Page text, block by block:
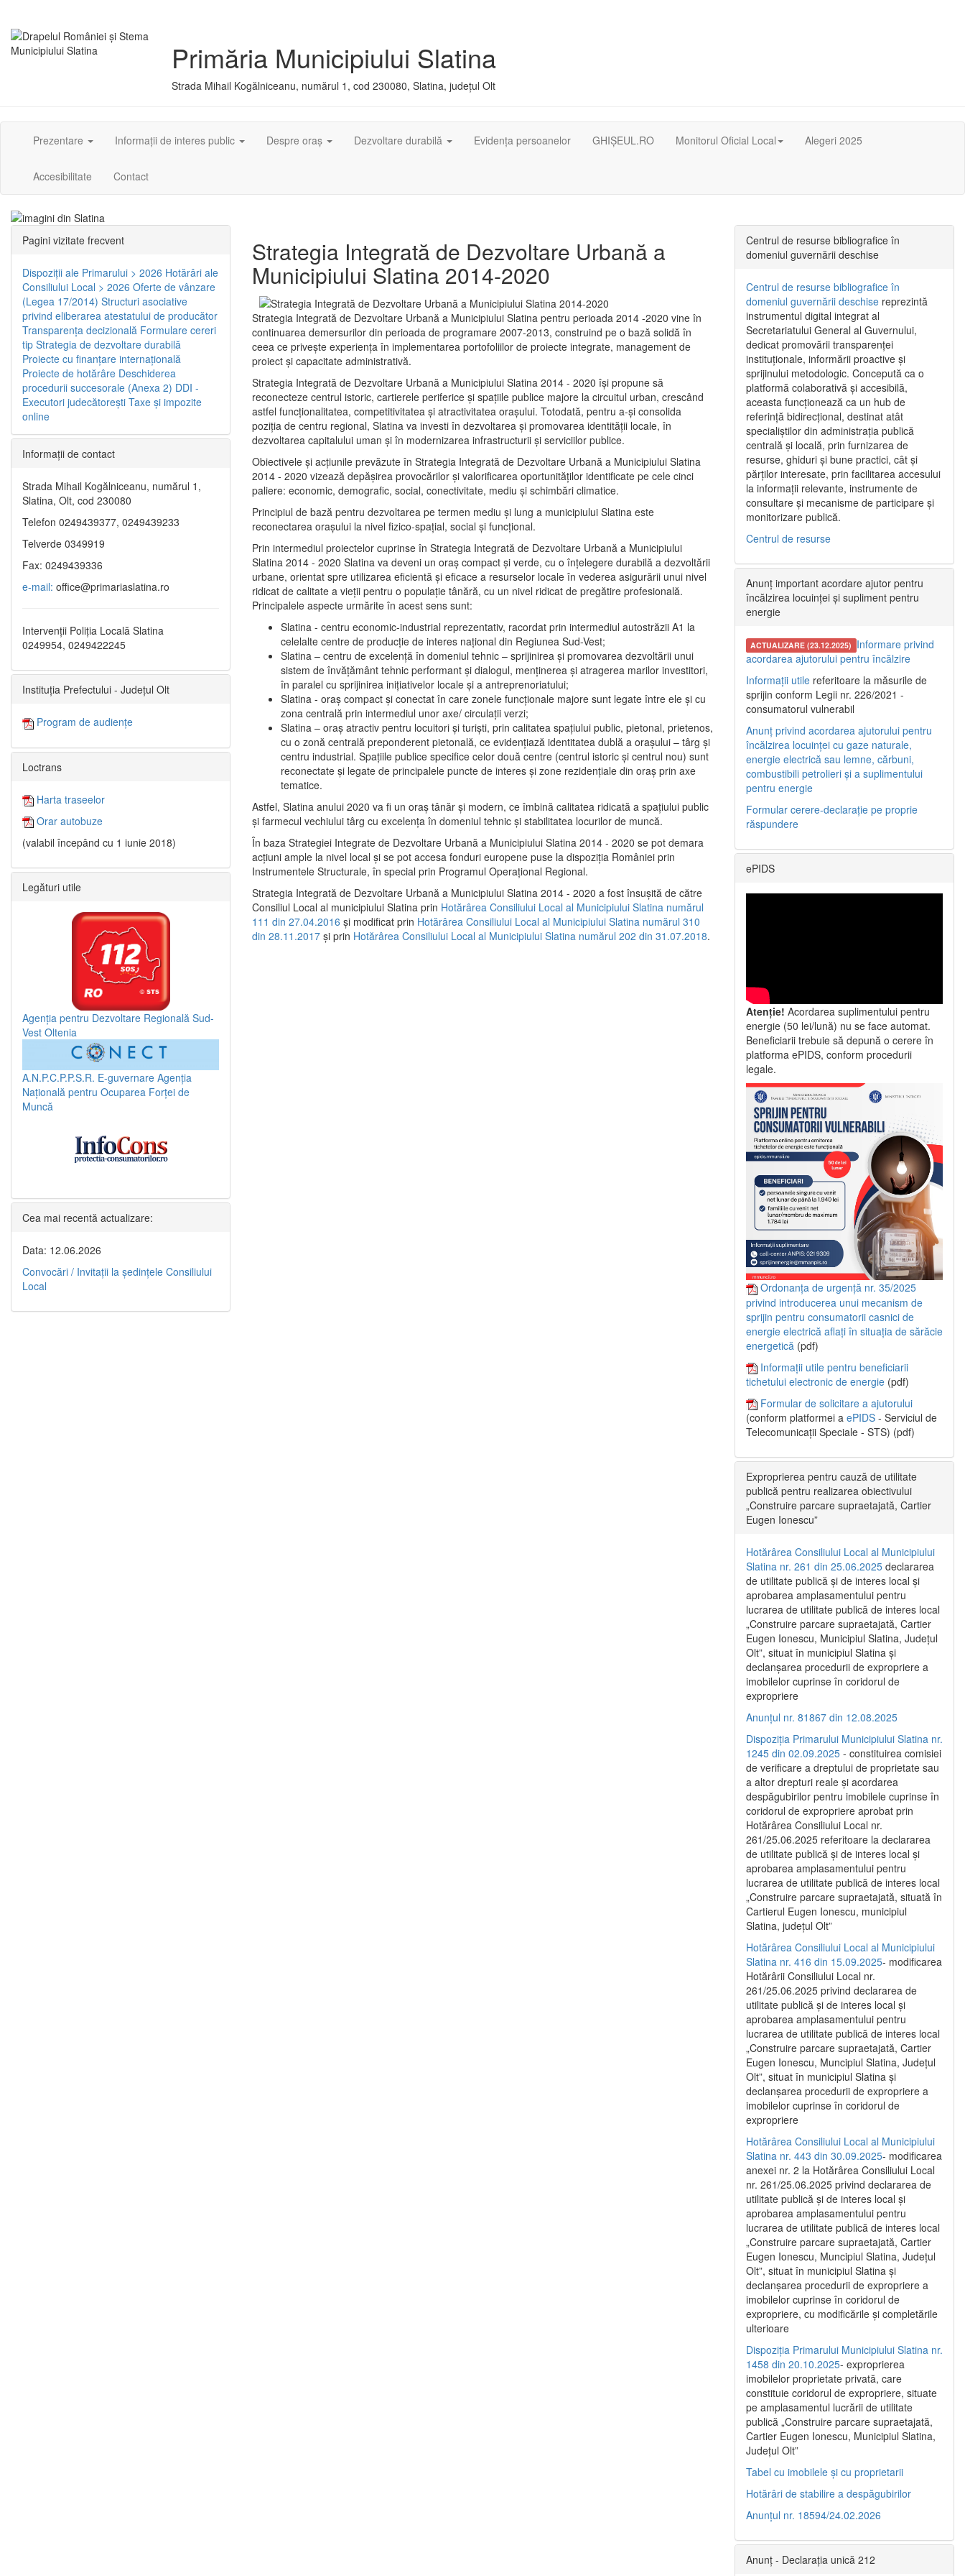
Primăria Municipiului Slatina
Strada Mihail Kogălniceanu, numărul 1, cod 230080, Slatina, județul Olt
Prezentare Informații de interes public Despre oraș Dezvoltare durabilă Evidența persoanelor GHIȘEUL.RO Monitorul Oficial Local Alegeri 2025
Accesibilitate Contact
Strategia Integrată de Dezvoltare Urbană a
Municipiului Slatina 2014-2020
Strategia Integrată de Dezvoltare Urbană a Municipiului Slatina pentru perioada 2014 -2020 vine în
continuarea demersurilor din perioada de programare 2007-2013, construind pe o bază solidă în
ceea ce priveşte experienţa în implementarea portofoliilor de proiecte integrate, management de
proiect și capacitate administrativă.
Strategia Integrată de Dezvoltare Urbană a Municipiului Slatina 2014 - 2020 își propune să
reconecteze centrul istoric, cartierele periferice şi spaţiile publice majore la circuitul urban, crescând
astfel funcţionalitatea, competitivitatea şi atractivitatea oraşului. Totodată, pentru a-şi consolida
poziţia de centru regional, Slatina va investi în dezvoltarea şi promovarea identităţii locale, în
dezvoltarea capitalului uman şi în modernizarea infrastructurii şi serviciilor publice.
Obiectivele şi acţiunile prevăzute în Strategia Integrată de Dezvoltare Urbană a Municipiului Slatina
2014 - 2020 vizează depășirea provocărilor şi valorificarea oportunităţilor identificate pe cele cinci
paliere: economic, demografic, social, conectivitate, mediu şi schimbări climatice.
Principiul de bază pentru dezvoltarea pe termen mediu şi lung a municipiului Slatina este
reconectarea oraşului la nivel fizico-spaţial, social şi funcţional.
Prin intermediul proiectelor cuprinse în Strategia Integrată de Dezvoltare Urbană a Municipiului
Slatina 2014 - 2020 Slatina va deveni un oraş compact şi verde, cu o înţelegere durabilă a dezvoltării
urbane, orientat spre utilizarea eficientă şi eficace a resurselor locale în vederea asigurării unui nivel
ridicat de calitate a vieţii pentru o populaţie tânără, cu un nivel ridicat de pregătire profesională.
Principalele aspecte urmărite în acest sens sunt:
Slatina - centru economic-industrial reprezentativ, racordat prin intermediul autostrăzii A1 la
celelalte centre de producţie de interes naţional din Regiunea Sud-Vest;
Slatina – centru de excelenţă în domeniul tehnic – sprijinirea şi promovarea dezvoltării unui
sistem de învăţământ tehnic performant şi dialogul, menţinerea şi atragerea marilor investitori,
în paralel cu sprijinirea iniţiativelor locale şi a antreprenoriatului;
Slatina - oraş compact şi conectat în care zonele funcţionale majore sunt legate între ele şi cu
zona centrală prin intermediul unor axe/ circulații verzi;
Slatina – oraş atractiv pentru locuitori şi turişti, prin calitatea spaţiului public, pietonal, prietenos,
cu o zonă centrală preponderent pietonală, ce evidenţiază identitatea dublă a oraşului – târg şi
centru industrial. Spaţiile publice specifice celor două centre (centrul istoric şi centrul nou) sunt
reconectate şi legate de principalele puncte de interes şi zone rezidenţiale din oraş prin axe
tematice.
Astfel, Slatina anului 2020 va fi un oraş tânăr şi modern, ce îmbină calitatea ridicată a spaţiului public
şi farmecul vechiului târg cu excelenţa în domeniul tehnic şi stabilitatea locurilor de muncă.
În baza Strategiei Integrate de Dezvoltare Urbană a Municipiului Slatina 2014 - 2020 se pot demara
acţiuni ample la nivel local şi se pot accesa fonduri europene puse la dispoziţia României prin
Instrumentele Structurale, în special prin Programul Operațional Regional.
Strategia Integrată de Dezvoltare Urbană a Municipiului Slatina 2014 - 2020 a fost însuşită de către
Consiliul Local al municipiului Slatina prin Hotărârea Consiliului Local al Municipiului Slatina numărul
111 din 27.04.2016 și modificat prin Hotărârea Consiliului Local al Municipiului Slatina numărul 310
din 28.11.2017 și prin Hotărârea Consiliului Local al Municipiului Slatina numărul 202 din 31.07.2018.
Pagini vizitate frecvent
Dispoziţii ale Primarului > 2026 Hotărâri ale
Consiliului Local > 2026 Oferte de vânzare
(Legea 17/2014) Structuri asociative
privind eliberarea atestatului de producător
Transparenţa decizională Formulare cereri
tip Strategia de dezvoltare durabilă
Proiecte cu finanţare internaţională
Proiecte de hotărâre Deschiderea
procedurii succesorale (Anexa 2) DDI -
Executori judecătorești Taxe şi impozite
online
Informaţii de contact
Strada Mihail Kogălniceanu, numărul 1,
Slatina, Olt, cod 230080
Telefon 0249439377, 0249439233
Telverde 0349919
Fax: 0249439336
e-mail: office@primariaslatina.ro
Intervenții Poliția Locală Slatina
0249954, 0249422245
Instituția Prefectului - Județul Olt
Program de audiențe
Loctrans
Harta traseelor
Orar autobuze
(valabil începând cu 1 iunie 2018)
Legături utile
Agenția pentru Dezvoltare Regională Sud-
Vest Oltenia
A.N.P.C.P.P.S.R. E-guvernare Agenția
Națională pentru Ocuparea Forței de
Muncă
Cea mai recentă actualizare:
Data: 12.06.2026
Convocări / Invitaţii la şedinţele Consiliului
Local
Centrul de resurse bibliografice în
domeniul guvernării deschise
Centrul de resurse bibliografice în
domeniul guvernării deschise reprezintă
instrumentul digital integrat al
Secretariatului General al Guvernului,
dedicat promovării transparenței
instituționale, informării proactive și
sprijinului metodologic. Concepută ca o
platformă colaborativă și accesibilă,
aceasta funcționează ca un hub de
referință bidirecțional, destinat atât
specialiștilor din administrația publică
centrală și locală, prin furnizarea de
resurse, ghiduri și bune practici, cât și
părților interesate, prin facilitarea accesului
la informații relevante, instrumente de
consultare și mecanisme de participare și
monitorizare publică.
Centrul de resurse
Anunț important acordare ajutor pentru
încălzirea locuinței și supliment pentru
energie
ACTUALIZARE (23.12.2025) Informare privind
acordarea ajutorului pentru încălzire
Informații utile referitoare la măsurile de
sprijin conform Legii nr. 226/2021 -
consumatorul vulnerabil
Anunț privind acordarea ajutorului pentru
încălzirea locuinței cu gaze naturale,
energie electrică sau lemne, cărbuni,
combustibili petrolieri și a suplimentului
pentru energie
Formular cerere-declarație pe proprie
răspundere
ePIDS
Atenție! Acordarea suplimentului pentru
energie (50 lei/lună) nu se face automat.
Beneficiarii trebuie să depună o cerere în
platforma ePIDS, conform procedurii
legale.
Ordonanța de urgență nr. 35/2025
privind introducerea unui mecanism de
sprijin pentru consumatorii casnici de
energie electrică aflați în situația de sărăcie
energetică (pdf)
Informații utile pentru beneficiarii
tichetului electronic de energie (pdf)
Formular de solicitare a ajutorului
(conform platformei a ePIDS - Serviciul de
Telecomunicații Speciale - STS) (pdf)
Exproprierea pentru cauză de utilitate
publică pentru realizarea obiectivului
„Construire parcare supraetajată, Cartier
Eugen Ionescu”
Hotărârea Consiliului Local al Municipiului
Slatina nr. 261 din 25.06.2025 declararea
de utilitate publică și de interes local și
aprobarea amplasamentului pentru
lucrarea de utilitate publică de interes local
„Construire parcare supraetajată, Cartier
Eugen Ionescu, Municipiul Slatina, Județul
Olt”, situat în municipiul Slatina și
declanșarea procedurii de expropriere a
imobilelor cuprinse în coridorul de
expropriere
Anunțul nr. 81867 din 12.08.2025
Dispoziția Primarului Municipiului Slatina nr.
1245 din 02.09.2025 - constituirea comisiei
de verificare a dreptului de proprietate sau
a altor drepturi reale și acordarea
despăgubirilor pentru imobilele cuprinse în
coridorul de expropriere aprobat prin
Hotărârea Consiliului Local nr.
261/25.06.2025 referitoare la declararea
de utilitate publică și de interes local și
aprobarea amplasamentului pentru
lucrarea de utilitate publică de interes local
„Construire parcare supraetajată, situată în
Cartierul Eugen Ionescu, municipiul
Slatina, județul Olt”
Hotărârea Consiliului Local al Municipiului
Slatina nr. 416 din 15.09.2025- modificarea
Hotărârii Consiliului Local nr.
261/25.06.2025 privind declararea de
utilitate publică și de interes local și
aprobarea amplasamentului pentru
lucrarea de utilitate publică de interes local
„Construire parcare supraetajată, Cartier
Eugen Ionescu, Muncipiul Slatina, Județul
Olt”, situat în municipiul Slatina și
declanșarea procedurii de expropriere a
imobilelor cuprinse în coridorul de
expropriere
Hotărârea Consiliului Local al Municipiului
Slatina nr. 443 din 30.09.2025- modificarea
anexei nr. 2 la Hotărârea Consiliului Local
nr. 261/25.06.2025 privind declararea de
utilitate publică şi de interes local şi
aprobarea amplasamentului pentru
lucrarea de utilitate publică de interes local
„Construire parcare supraetajată, Cartier
Eugen Ionescu, Muncipiul Slatina, Judeţul
Olt”, situat în municipiul Slatina şi
declanşarea procedurii de expropriere a
imobilelor cuprinse în coridorul de
expropriere, cu modificările şi completările
ulterioare
Dispoziția Primarului Municipiului Slatina nr.
1458 din 20.10.2025- exproprierea
imobilelor proprietate privată, care
constituie coridorul de expropriere, situate
pe amplasamentul lucrării de utilitate
publică „Construire parcare supraetajată,
Cartier Eugen Ionescu, Municipiul Slatina,
Județul Olt”
Tabel cu imobilele și cu proprietarii
Hotărâri de stabilire a despăgubirilor
Anunțul nr. 18594/24.02.2026
Anunț - Declarația unică 212